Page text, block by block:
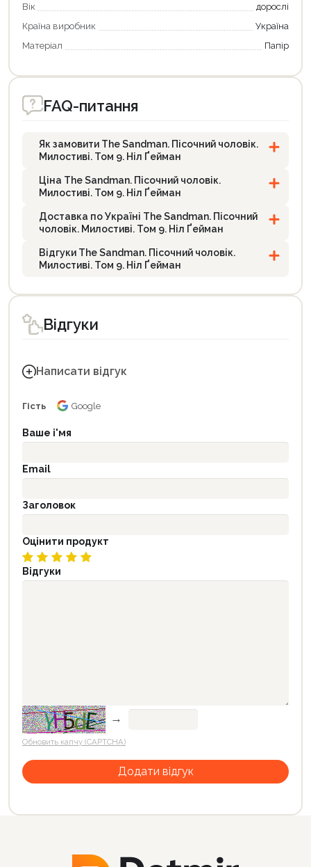
Вік
дорослі
Країна виробник
Україна
Матеріал
Папір
FAQ-питання
Як замовити The Sandman. Пісочний чоловік.
Милостиві. Том 9. Ніл Ґейман
Ціна The Sandman. Пісочний чоловік.
Милостиві. Том 9. Ніл Ґейман
Доставка по Україні The Sandman. Пісочний
чоловік. Милостиві. Том 9. Ніл Ґейман
Відгуки The Sandman. Пісочний чоловік.
Милостиві. Том 9. Ніл Ґейман
Відгуки
Написати відгук
Гість Google
Ваше і'мя
Email
Заголовок
Оцінити продукт
Відгуки
→
Обновить капчу (CAPTCHA)